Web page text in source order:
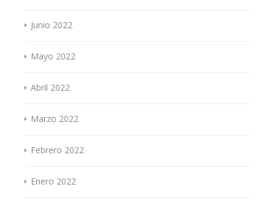
Junio 2022
Mayo 2022
Abril 2022
Marzo 2022
Febrero 2022
Enero 2022